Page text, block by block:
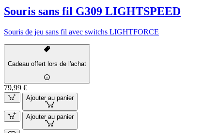
Souris sans fil G309 LIGHTSPEED
Souris de jeu sans fil avec switchs LIGHTFORCE
Cadeau offert lors de l'achat
79,99 €
Ajouter au panier
Ajouter au panier